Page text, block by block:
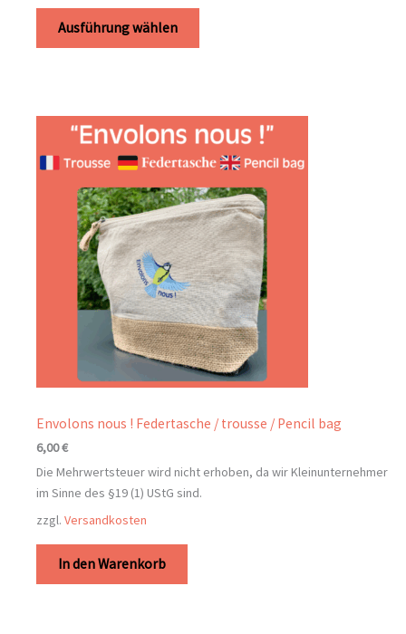
Ausführung wählen
Envolons nous ! Federtasche / trousse / Pencil bag
6,00€
Die Mehrwertsteuer wird nicht erhoben, da wir Kleinunternehmer
im Sinne des §19 (1) UStG sind.
zzgl. Versandkosten
In den Warenkorb